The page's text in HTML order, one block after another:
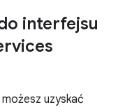
interfejsu
uzyskać